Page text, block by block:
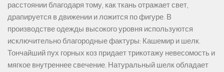
расстоянии благодаря тому, как ткань отражает свет,
драпируется в движении и ложится по фигуре. В
производстве одежды высокого уровня используются
исключительно благородные фактуры: Кашемир и шелк.
Тончайший пух горных коз придает трикотажу невесомость и
мягкое внутреннее свечение. Натуральный шелк обладает